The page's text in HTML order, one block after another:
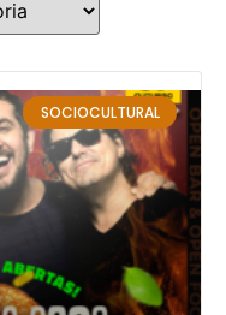
SOCIOCULTURAL